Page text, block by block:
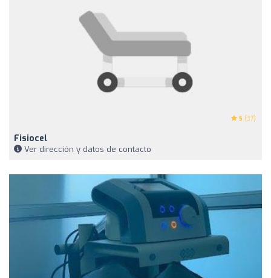
5 (37)
Fisiocel
Ver dirección y datos de contacto